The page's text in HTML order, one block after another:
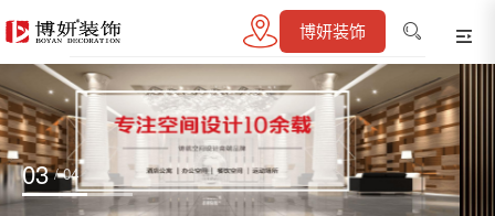
博妍装饰
03 / 04